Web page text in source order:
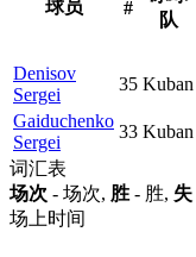
球员 #
队
Denisov
Sergei
35 Kuban
Gaiduchenko
Sergei
33 Kuban
词汇表
场次 - 场次, 胜 - 胜, 失
场上时间